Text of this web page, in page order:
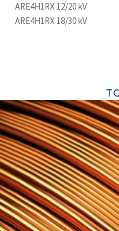
ARE4H1RX 12/20 kV
ARE4H1RX 18/30 kV